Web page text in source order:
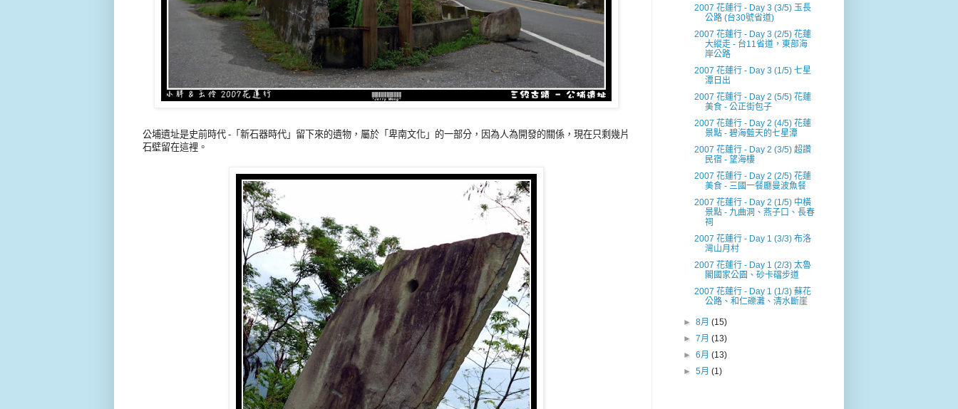
公埔遺址是史前時代 -「 新石器時代 」留下來的遺物，屬於 「 卑南文化 」的一部分，因為人為開發的關係， 現在只剩幾片
石壁留在這裡。
2007 花蓮行 - Day 3 (3/5) 玉長
公路 (台30號省道)
2007 花蓮行 - Day 3 (2/5) 花蓮
大縱走 - 台11省道，東部海
岸公路
2007 花蓮行 - Day 3 (1/5) 七星
潭日出
2007 花蓮行 - Day 2 (5/5) 花蓮
美食 - 公正街包子
2007 花蓮行 - Day 2 (4/5) 花蓮
景點 - 碧海藍天的七星潭
2007 花蓮行 - Day 2 (3/5) 超讚
民宿 - 望海樓
2007 花蓮行 - Day 2 (2/5) 花蓮
美食 - 三國一餐廳曼波魚餐
2007 花蓮行 - Day 2 (1/5) 中橫
景點 - 九曲洞、燕子口、長春
祠
2007 花蓮行 - Day 1 (3/3) 布洛
灣山月村
2007 花蓮行 - Day 1 (2/3) 太魯
閣國家公園、砂卡礑步道
2007 花蓮行 - Day 1 (1/3) 蘇花
公路、和仁礫灘、清水斷崖
►8月(15)
►7月(13)
►6月(13)
►5月(1)